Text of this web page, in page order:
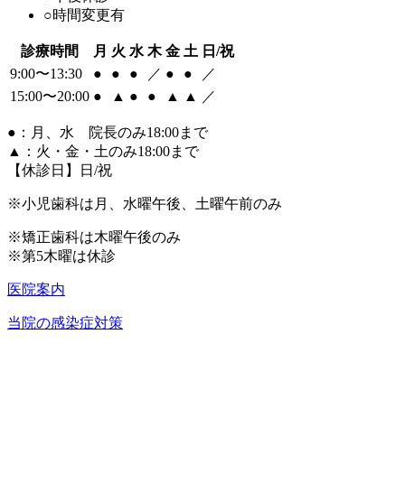
○時間変更有
診療時間 月 火 水 木 金 土 日/祝
9:00〜13:30
● ● ● ／ ● ●
／
15:00〜20:00 ● ▲ ● ● ▲ ▲ ／
● ：月、水 院長のみ18:00まで
▲
：火・金・土のみ18:00まで
【休診日】日/祝
※小児歯科は月、水曜午後、土曜午前のみ
※矯正歯科は木曜午後のみ
※第5木曜は休診
医院案内
当院の感染症対策